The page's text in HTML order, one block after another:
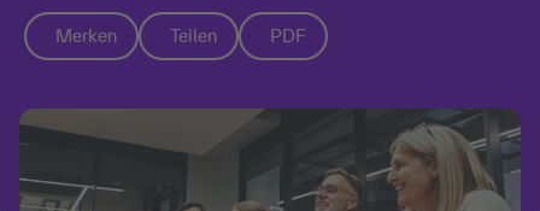
Merken Teilen PDF